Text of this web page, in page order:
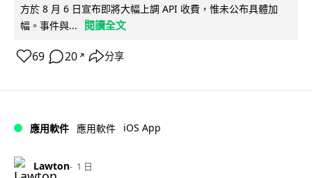
方於 8 月 6 日宣布即將大幅上調 API 收費，惟未公布具體加
幅。事件與...
閱讀全文
69 20 ↗ 分享
應用軟件 應用軟件 iOS App
Lawton 1 日